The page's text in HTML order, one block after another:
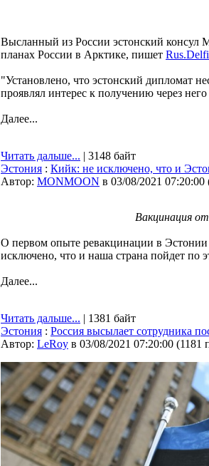
Высланный из России эстонский консул
планах России в Арктике, пишет Rus.Delfi
"Установлено, что эстонский дипломат
проявлял интерес к получению через
Далее...
Читать дальше... | 3148 байт
Эстония : Кийк: не исключено, что и
Автор: MONMOON в 03/08/2021 07:20:00
Вакцинация
О первом опыте ревакцинации в Эстонии
исключено, что и наша страна пойдет по
Далее...
Читать дальше... | 1381 байт
Эстония : Россия высылает сотрудника
Автор: LeRoy в 03/08/2021 07:20:00 (1181